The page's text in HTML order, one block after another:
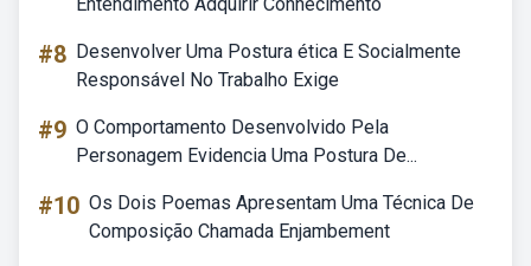
#8 Desenvolver Uma Postura ética E Socialmente
Responsável No Trabalho Exige
#9 O Comportamento Desenvolvido Pela
Personagem Evidencia Uma Postura De...
#10 Os Dois Poemas Apresentam Uma Técnica De
Composição Chamada Enjambement